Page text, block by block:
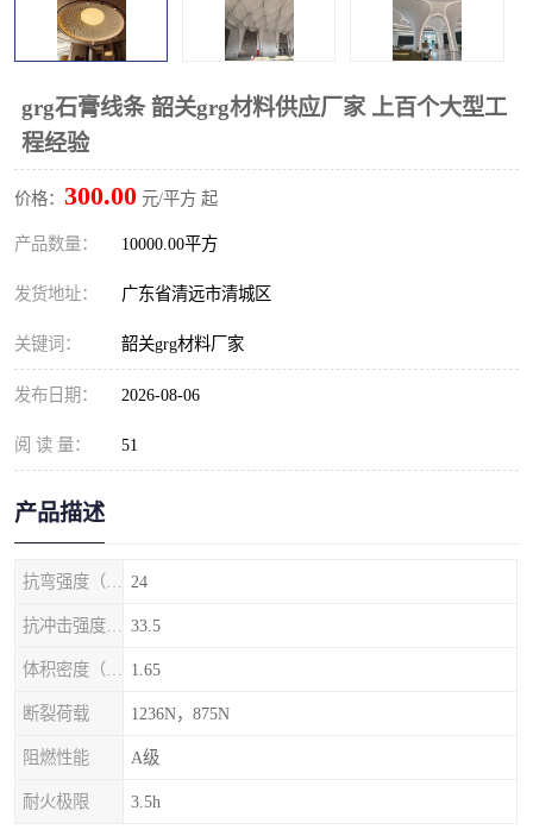
grg石膏线条 韶关grg材料供应厂家 上百个大型工
程经验
价格： 300.00 元/平方 起
产品数量： 10000.00平方
发货地址： 广东省清远市清城区
关键词： 韶关grg材料厂家
发布日期： 2026-08-06
阅 读 量： 51
产品描述
24
33.5
1.65
断裂荷载 1236N，875N
阻燃性能 A级
耐火极限 3.5h